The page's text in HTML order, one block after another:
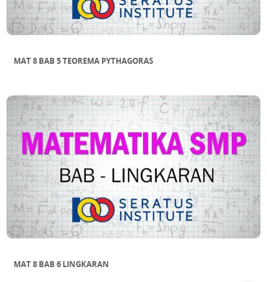
MAT 8 BAB 5 TEOREMA PYTHAGORAS
MAT 8 BAB 6 LINGKARAN